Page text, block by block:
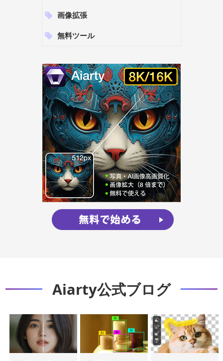
画像拡張
無料ツール
Aiarty公式ブログ